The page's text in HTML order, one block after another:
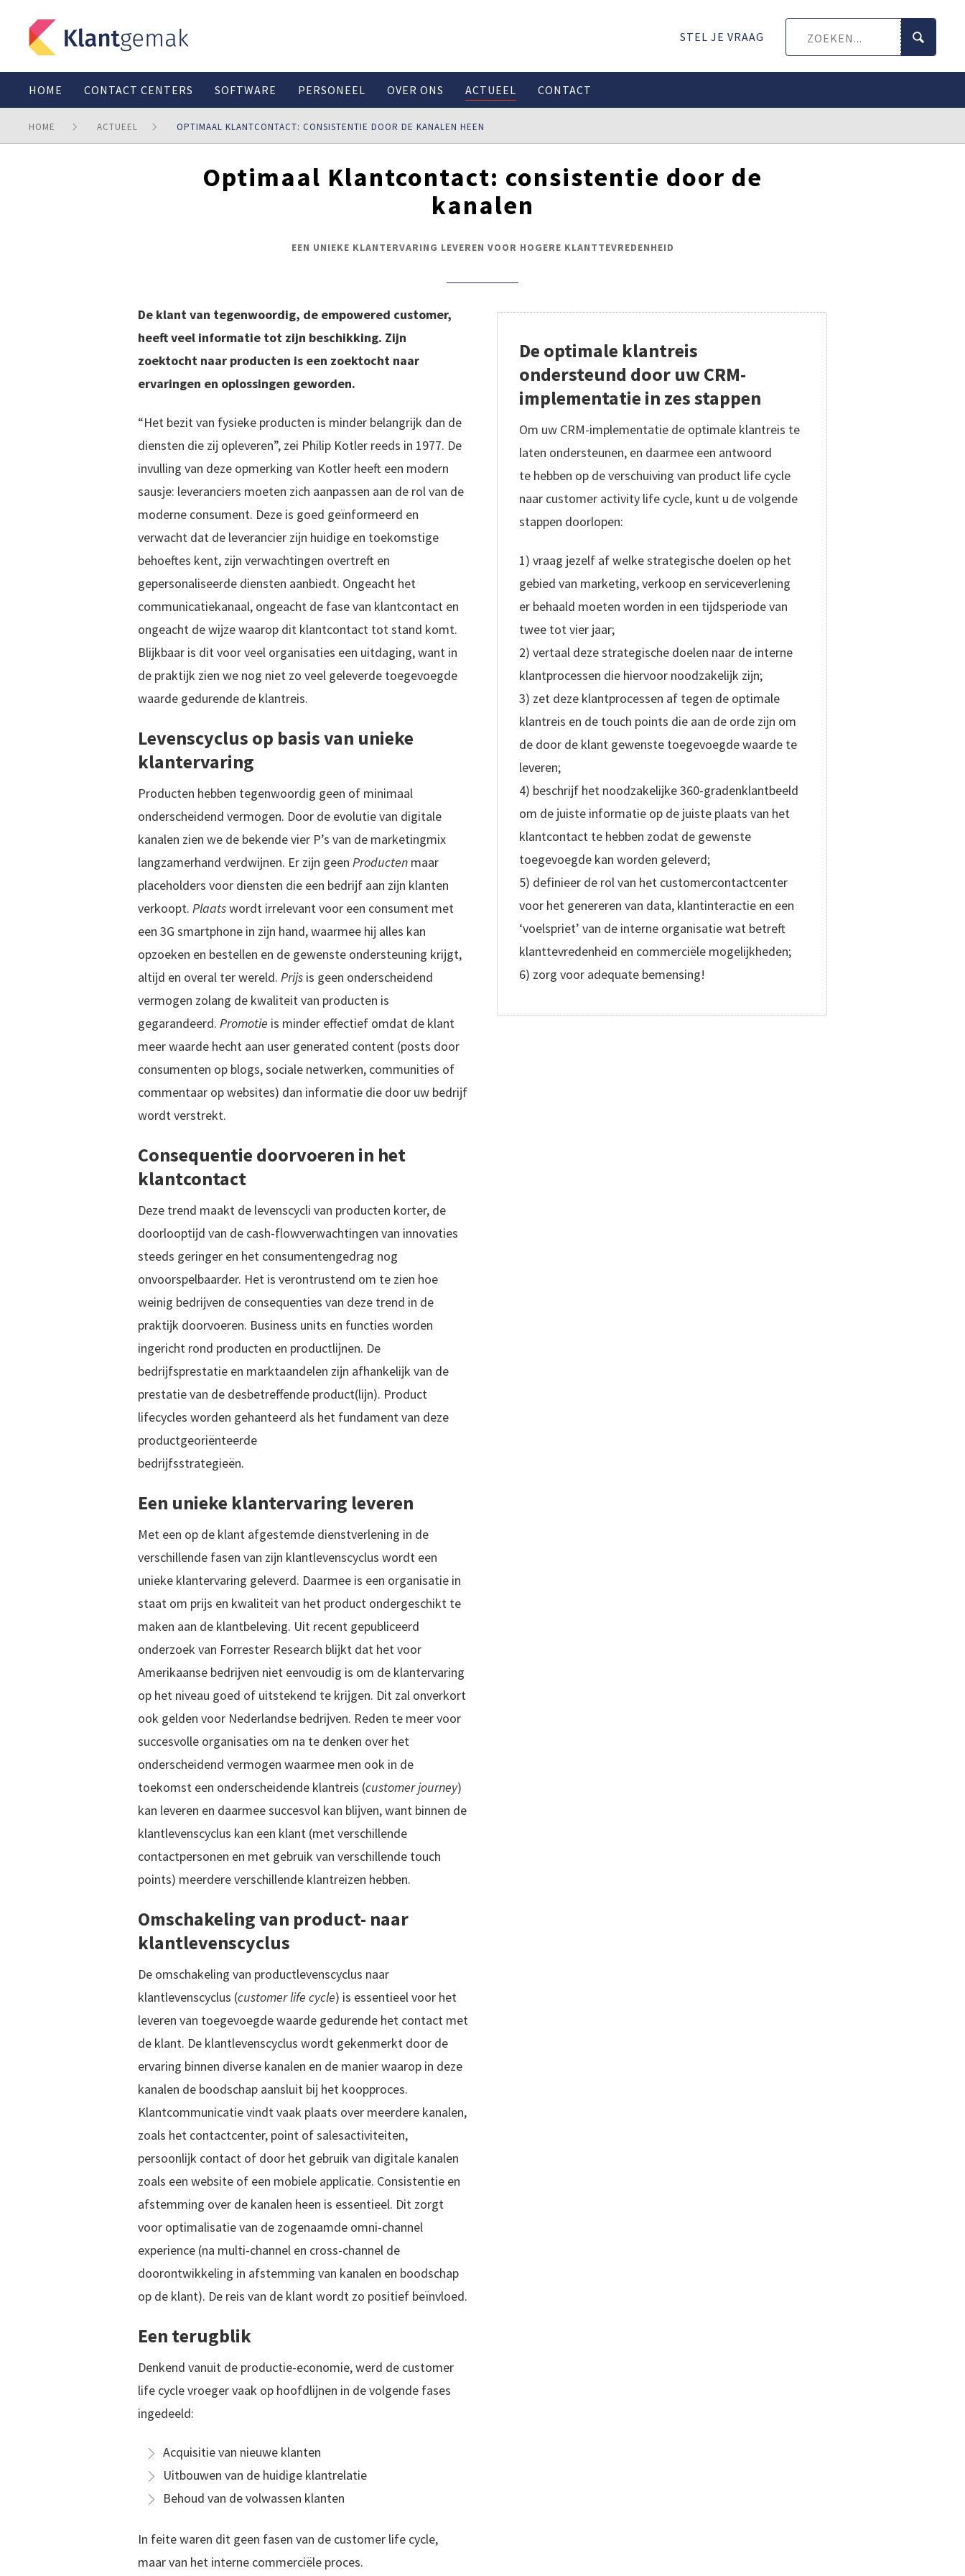
STEL JE VRAAG
HOME CONTACT CENTERS SOFTWARE PERSONEEL OVER ONS ACTUEEL CONTACT
HOME ACTUEEL OPTIMAAL KLANTCONTACT: CONSISTENTIE DOOR DE KANALEN HEEN
Optimaal Klantcontact: consistentie door de
kanalen
EEN UNIEKE KLANTERVARING LEVEREN VOOR HOGERE KLANTTEVREDENHEID
De klant van tegenwoordig, de empowered customer,
heeft veel informatie tot zijn beschikking. Zijn
zoektocht naar producten is een zoektocht naar
ervaringen en oplossingen geworden.
“Het bezit van fysieke producten is minder belangrijk dan de
diensten die zij opleveren”, zei Philip Kotler reeds in 1977. De
invulling van deze opmerking van Kotler heeft een modern
sausje: leveranciers moeten zich aanpassen aan de rol van de
moderne consument. Deze is goed geïnformeerd en
verwacht dat de leverancier zijn huidige en toekomstige
behoeftes kent, zijn verwachtingen overtreft en
gepersonaliseerde diensten aanbiedt. Ongeacht het
communicatiekanaal, ongeacht de fase van klantcontact en
ongeacht de wijze waarop dit klantcontact tot stand komt.
Blijkbaar is dit voor veel organisaties een uitdaging, want in
de praktijk zien we nog niet zo veel geleverde toegevoegde
waarde gedurende de klantreis.
Levenscyclus op basis van unieke
klantervaring
Producten hebben tegenwoordig geen of minimaal
onderscheidend vermogen. Door de evolutie van digitale
kanalen zien we de bekende vier P’s van de marketingmix
langzamerhand verdwijnen. Er zijn geen Producten maar
placeholders voor diensten die een bedrijf aan zijn klanten
verkoopt. Plaatswordt irrelevant voor een consument met
een 3G smartphone in zijn hand, waarmee hij alles kan
opzoeken en bestellen en de gewenste ondersteuning krijgt,
altijd en overal ter wereld. Prijs is geen onderscheidend
vermogen zolang de kwaliteit van producten is
gegarandeerd. Promotie is minder effectief omdat de klant
meer waarde hecht aan user generated content (posts door
consumenten op blogs, sociale netwerken, communities of
commentaar op websites) dan informatie die door uw bedrijf
wordt verstrekt.
Consequentie doorvoeren in het
klantcontact
Deze trend maakt de levenscycli van producten korter, de
doorlooptijd van de cash-flowverwachtingen van innovaties
steeds geringer en het consumentengedrag nog
onvoorspelbaarder. Het is verontrustend om te zien hoe
weinig bedrijven de consequenties van deze trend in de
praktijk doorvoeren. Business units en functies worden
ingericht rond producten en productlijnen. De
bedrijfsprestatie en marktaandelen zijn afhankelijk van de
prestatie van de desbetreffende product(lijn). Product
lifecycles worden gehanteerd als het fundament van deze
productgeoriënteerde
bedrijfsstrategieën.
Een unieke klantervaring leveren
Met een op de klant afgestemde dienstverlening in de
verschillende fasen van zijn klantlevenscyclus wordt een
unieke klantervaring geleverd. Daarmee is een organisatie in
staat om prijs en kwaliteit van het product ondergeschikt te
maken aan de klantbeleving. Uit recent gepubliceerd
onderzoek van Forrester Research blijkt dat het voor
Amerikaanse bedrijven niet eenvoudig is om de klantervaring
op het niveau goed of uitstekend te krijgen. Dit zal onverkort
ook gelden voor Nederlandse bedrijven. Reden te meer voor
succesvolle organisaties om na te denken over het
onderscheidend vermogen waarmee men ook in de
toekomst een onderscheidende klantreis (customer journey)
kan leveren en daarmee succesvol kan blijven, want binnen de
klantlevenscyclus kan een klant (met verschillende
contactpersonen en met gebruik van verschillende touch
points) meerdere verschillende klantreizen hebben.
Omschakeling van product- naar
klantlevenscyclus
De omschakeling van productlevenscyclus naar
klantlevenscyclus (customer life cycle) is essentieel voor het
leveren van toegevoegde waarde gedurende het contact met
de klant. De klantlevenscyclus wordt gekenmerkt door de
ervaring binnen diverse kanalen en de manier waarop in deze
kanalen de boodschap aansluit bij het koopproces.
Klantcommunicatie vindt vaak plaats over meerdere kanalen,
zoals het contactcenter, point of salesactiviteiten,
persoonlijk contact of door het gebruik van digitale kanalen
zoals een website of een mobiele applicatie. Consistentie en
afstemming over de kanalen heen is essentieel. Dit zorgt
voor optimalisatie van de zogenaamde omni-channel
experience (na multi-channel en cross-channel de
doorontwikkeling in afstemming van kanalen en boodschap
op de klant). De reis van de klant wordt zo positief beïnvloed.
Een terugblik
Denkend vanuit de productie-economie, werd de customer
life cycle vroeger vaak op hoofdlijnen in de volgende fases
ingedeeld:
Acquisitie van nieuwe klanten
Uitbouwen van de huidige klantrelatie
Behoud van de volwassen klanten
In feite waren dit geen fasen van de customer life cycle,
maar van het interne commerciële proces.
De optimale klantreis
ondersteund door uw CRM-
implementatie in zes stappen
Om uw CRM-implementatie de optimale klantreis te
laten ondersteunen, en daarmee een antwoord
te hebben op de verschuiving van product life cycle
naar customer activity life cycle, kunt u de volgende
stappen doorlopen:
1) vraag jezelf af welke strategische doelen op het
gebied van marketing, verkoop en serviceverlening
er behaald moeten worden in een tijdsperiode van
twee tot vier jaar;
2) vertaal deze strategische doelen naar de interne
klantprocessen die hiervoor noodzakelijk zijn;
3) zet deze klantprocessen af tegen de optimale
klantreis en de touch points die aan de orde zijn om
de door de klant gewenste toegevoegde waarde te
leveren;
4) beschrijf het noodzakelijke 360-gradenklantbeeld
om de juiste informatie op de juiste plaats van het
klantcontact te hebben zodat de gewenste
toegevoegde kan worden geleverd;
5) definieer de rol van het customercontactcenter
voor het genereren van data, klantinteractie en een
‘voelspriet’ van de interne organisatie wat betreft
klanttevredenheid en commerciële mogelijkheden;
6) zorg voor adequate bemensing!